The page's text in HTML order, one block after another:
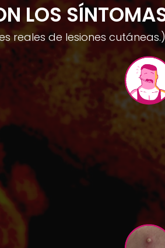
LOS
reales de lesiones cutáneas.)